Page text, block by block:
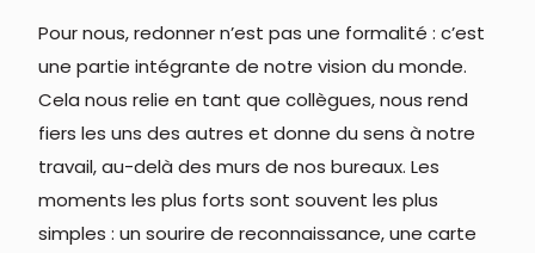
Pour nous, redonner n’est pas une formalité : c’est
une partie intégrante de notre vision du monde.
Cela nous relie en tant que collègues, nous rend
fiers les uns des autres et donne du sens à notre
travail, au-delà des murs de nos bureaux. Les
moments les plus forts sont souvent les plus
simples : un sourire de reconnaissance, une carte